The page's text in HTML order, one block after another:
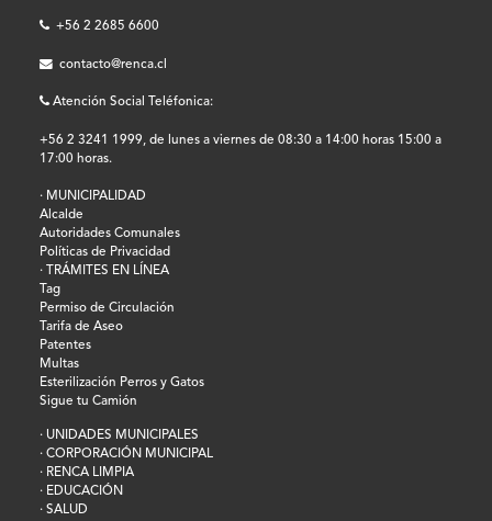
+56 2 2685 6600
contacto@renca.cl
Atención Social Teléfonica:
+56 2 3241 1999, de lunes a viernes de 08:30 a 14:00 horas 15:00 a
17:00 horas.
· MUNICIPALIDAD
Alcalde
Autoridades Comunales
Políticas de Privacidad
· TRÁMITES EN LÍNEA
Tag
Permiso de Circulación
Tarifa de Aseo
Patentes
Multas
Esterilización Perros y Gatos
Sigue tu Camión
· UNIDADES MUNICIPALES
· CORPORACIÓN MUNICIPAL
· RENCA LIMPIA
· EDUCACIÓN
· SALUD